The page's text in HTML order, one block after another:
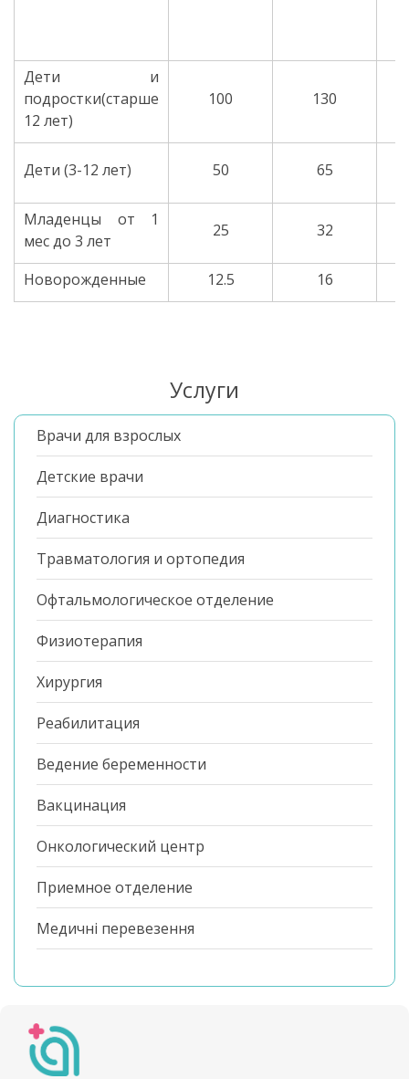
Дети и
подростки(старше
12 лет)
100 130
Дети (3-12 лет) 50 65
Младенцы от 1
мес до 3 лет
25 32
Новорожденные 12.5 16
Услуги
Врачи для взрослых
Детские врачи
Диагностика
Травматология и ортопедия
Офтальмологическое отделение
Физиотерапия
Хирургия
Реабилитация
Ведение беременности
Вакцинация
Онкологический центр
Приемное отделение
Медичні перевезення